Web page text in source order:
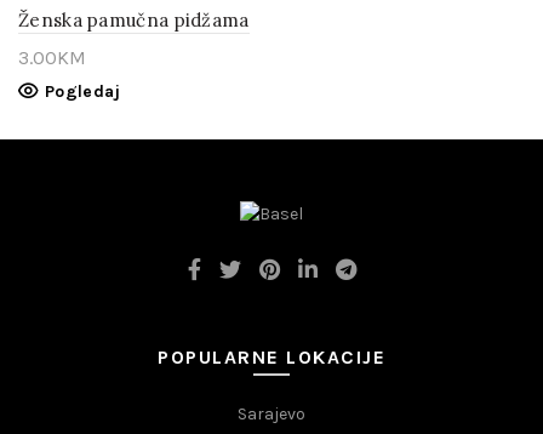
Ženska pamučna pidžama
3.00KM
Pogledaj
POPULARNE LOKACIJE
Sarajevo